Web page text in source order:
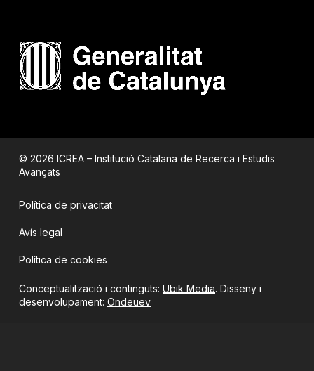
© 2026 ICREA – Institució Catalana de Recerca i Estudis
Avançats
Política de privacitat
Avís legal
Política de cookies
Conceptualització i continguts: Ubik Media. Disseny i
desenvolupament: Ondeuev